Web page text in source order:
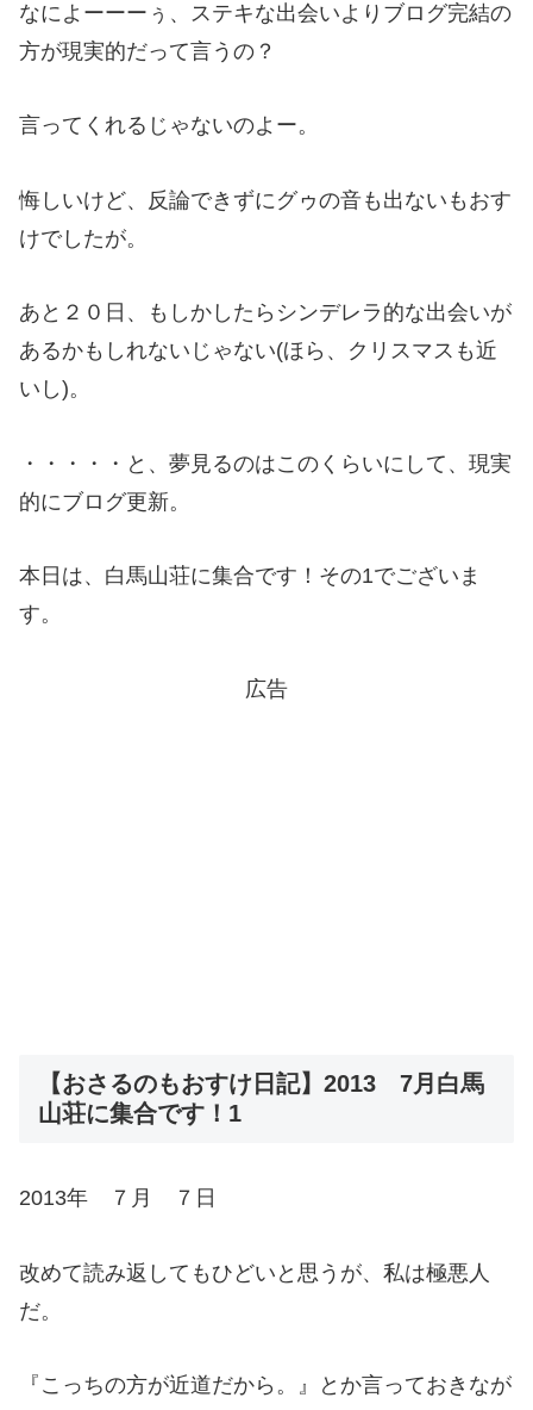
なによーーーぅ、ステキな出会いよりブログ完結の
方が現実的だって言うの？
言ってくれるじゃないのよー。
悔しいけど、反論できずにグゥの音も出ないもおす
けでしたが。
あと２０日、もしかしたらシンデレラ的な出会いが
あるかもしれないじゃない(ほら、クリスマスも近
いし)。
・・・・・と、夢見るのはこのくらいにして、現実
的にブログ更新。
本日は、白馬山荘に集合です！その1でございま
す。
広告
【おさるのもおすけ日記】2013 7月白馬
山荘に集合です！1
2013年 ７月 ７日
改めて読み返してもひどいと思うが、私は極悪人
だ。
『こっちの方が近道だから。』とか言っておきなが